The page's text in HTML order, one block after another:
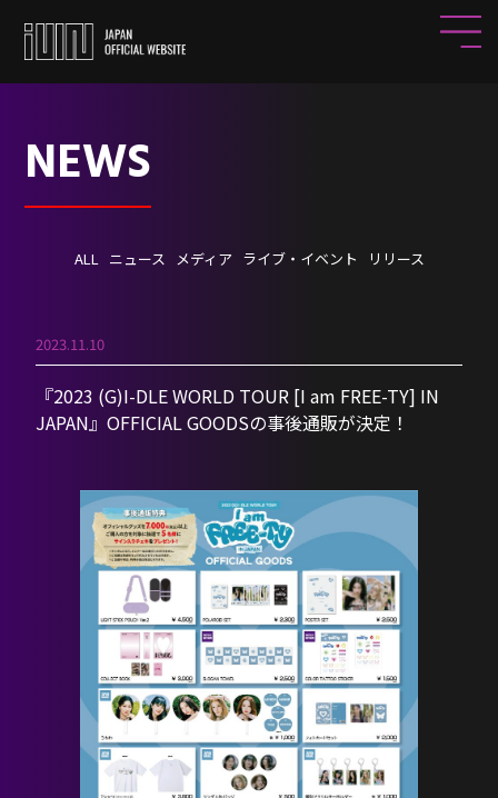
NEWS
ALL ニュース メディア ライブ・イベント リリース
2023.11.10
『2023 (G)I-DLE WORLD TOUR [I am FREE-TY] IN
JAPAN』OFFICIAL GOODSの事後通販が決定！